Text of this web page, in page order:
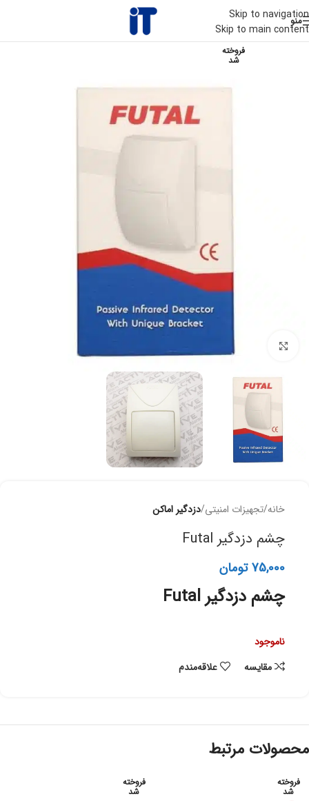
Skip to navigation
Skip to main content
منو
فروخته
شد
برای بزرگنمایی کلیک کنید
خانه تجهیزات امنیتی دزدگیر اماکن
چشم دزدگیر Futal
75,000 تومان
چشم دزدگیر Futal
ناموجود
مقایسه
علاقه‌مندم
محصولات مرتبط
فروخته
شد
فروخته
شد